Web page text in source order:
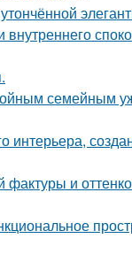
семейным
интерьера,
фактуры и